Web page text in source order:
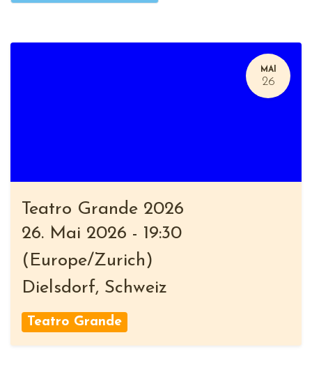
MAI
26
Teatro Grande 2026
26. Mai 2026 - 19:30
( Europe/Zurich )
Dielsdorf, Schweiz
Teatro Grande